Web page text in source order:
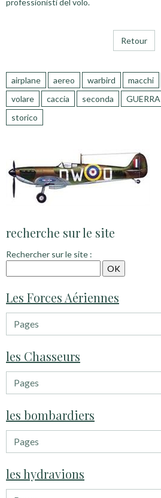
professionisti del volo.
Retour
airplane aereo warbird macchi
volare
caccia seconda GUERRA
storico
recherche sur le site
Rechercher sur le site :
Les Forces Aériennes
les Chasseurs
les bombardiers
les hydravions